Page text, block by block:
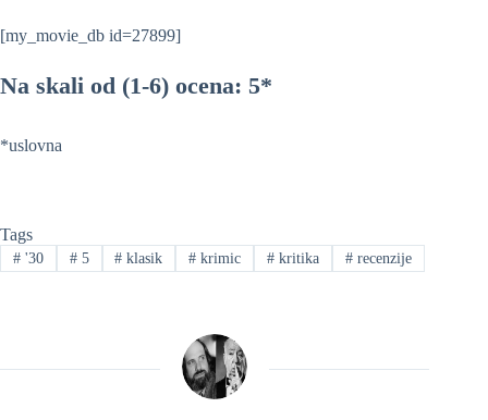
[my_movie_db id=27899]
Na skali od (1-6) ocena: 5*
*uslovna
Tags
#'30 #5 # klasik # krimic # kritika #recenzije